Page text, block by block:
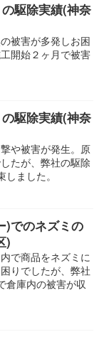
駆除実績(神奈
被害が多発しお困
開始２ヶ月で被害
駆除実績(神奈
や被害が発生。原
たが、弊社の駆除
ました。
)でのネズミの
)
で商品をネズミに
りでしたが、弊社
倉庫内の被害が収